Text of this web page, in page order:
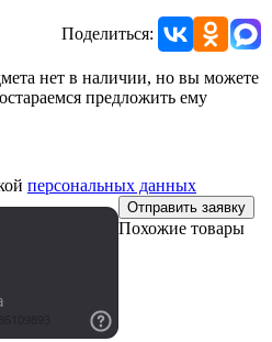
Поделиться:
нет в наличии, но вы можете
предложить ему
персональных данных
Отправить заявку
Похожие товары